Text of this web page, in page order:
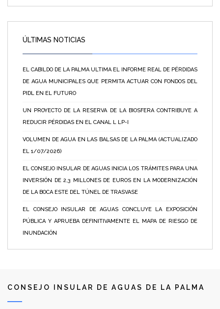
ÚLTIMAS NOTICIAS
EL CABILDO DE LA PALMA ULTIMA EL INFORME REAL DE PÉRDIDAS
DE AGUA MUNICIPALES QUE PERMITA ACTUAR CON FONDOS DEL
PIDL EN EL FUTURO
UN PROYECTO DE LA RESERVA DE LA BIOSFERA CONTRIBUYE A
REDUCIR PÉRDIDAS EN EL CANAL L LP-I
VOLUMEN DE AGUA EN LAS BALSAS DE LA PALMA (ACTUALIZADO
EL 1/07/2026)
EL CONSEJO INSULAR DE AGUAS INICIA LOS TRÁMITES PARA UNA
INVERSIÓN DE 2,3 MILLONES DE EUROS EN LA MODERNIZACIÓN
DE LA BOCA ESTE DEL TÚNEL DE TRASVASE
EL CONSEJO INSULAR DE AGUAS CONCLUYE LA EXPOSICIÓN
PÚBLICA Y APRUEBA DEFINITIVAMENTE EL MAPA DE RIESGO DE
INUNDACIÓN
CONSEJO INSULAR DE AGUAS DE LA PALMA